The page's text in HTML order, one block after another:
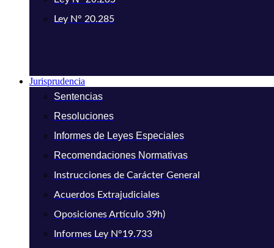
Ley N° 20.285
Jurisprudencia
Sentencias
Resoluciones
Informes de Leyes Especiales
Recomendaciones Normativas
Instrucciones de Carácter General
Acuerdos Extrajudiciales
Oposiciones Artículo 39h)
Informes Ley N°19.733